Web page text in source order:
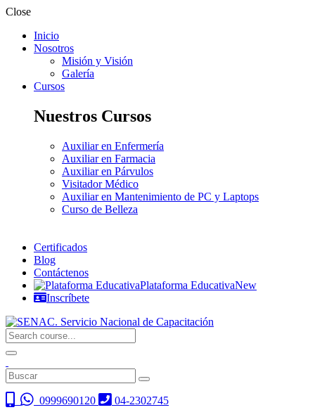
Close
Inicio
Nosotros
Misión y Visión
Galería
Cursos
Nuestros Cursos
Auxiliar en Enfermería
Auxiliar en Farmacia
Auxiliar en Párvulos
Visitador Médico
Auxiliar en Mantenimiento de PC y Laptops
Curso de Belleza
Certificados
Blog
Contáctenos
Plataforma EducativaNew
Inscríbete
0999690120
04-2302745